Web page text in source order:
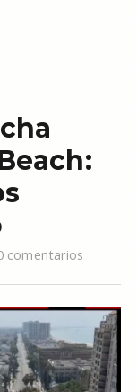
comentarios